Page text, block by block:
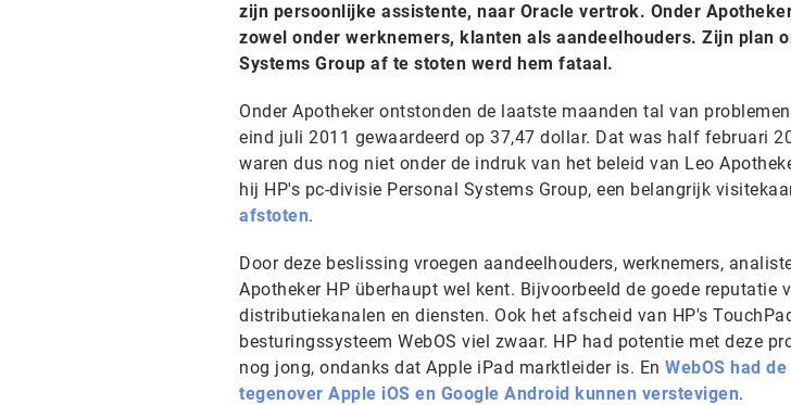
zijn persoonlijke assistente, naar Oracle vertrok. Onder
zowel onder werknemers, klanten als aandeelhouders. Zijn plan
Systems Group af te stoten werd hem fataal.
Onder Apotheker ontstonden de laatste maanden tal van
eind juli 2011 gewaardeerd op 37,47 dollar. Dat was half februari
waren dus nog niet onder de indruk van het beleid van Leo
hij HP's pc-divisie Personal Systems Group, een belangrijk
afstoten.
Door deze beslissing vroegen aandeelhouders, werknemers,
Apotheker HP überhaupt wel kent. Bijvoorbeeld de goede reputatie
distributiekanalen en diensten. Ook het afscheid van HP's
besturingssysteem WebOS viel zwaar. HP had potentie met deze
nog jong, ondanks dat Apple iPad marktleider is. En WebOS had
tegenover Apple iOS en Google Android kunnen verstevigen.